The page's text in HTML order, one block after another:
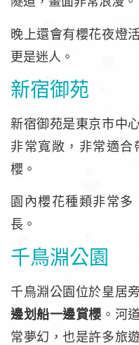
晚上還會有櫻花夜燈
更是迷人。
新宿御苑
新宿御苑是東京市中
非常寬敞，非常適合
櫻。
園內櫻花種類非常
長。
千鳥淵公園
千鳥淵公園位於皇居
邊划船一邊賞櫻 。河
常夢幻，也是許多旅